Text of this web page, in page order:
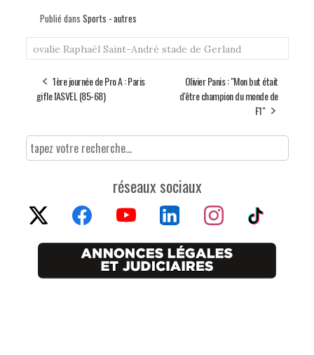
Publié dans Sports - autres
ovalie Raphaël Saint-André stade de Gerland
1ère journée de Pro A : Paris
gifle l'ASVEL (85-68)
Olivier Panis : "Mon but était
d'être champion du monde de
F1"
réseaux sociaux